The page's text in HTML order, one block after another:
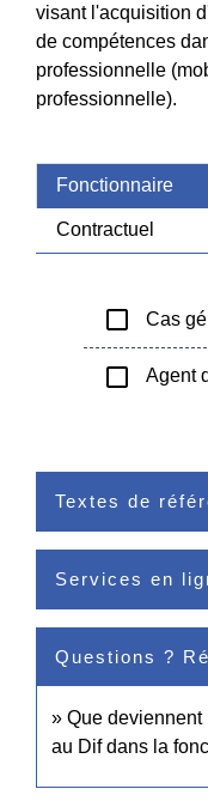
visant l'acquisition
de compétences
professionnelle
professionnelle).
Fonctionnaire
Contractuel
check_box_outline_blank Cas
check_box_outline_blank Agent
Textes de
Services en
Questions ?
Que deviennent
au Dif dans la